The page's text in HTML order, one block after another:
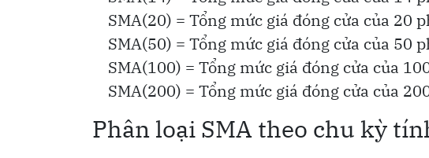
SMA(20) = Tổng mức giá đóng cửa của 20
SMA(50) = Tổng mức giá đóng cửa của 50
SMA(100) = Tổng mức giá đóng cửa của
SMA(200) = Tổng mức giá đóng cửa của
Phân loại SMA theo chu kỳ